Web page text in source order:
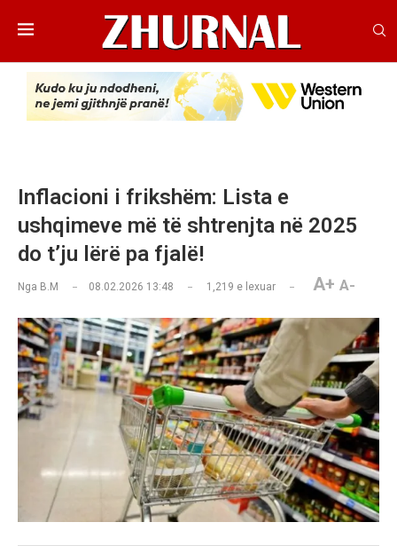
Inflacioni i frikshëm: Lista e
ushqimeve më të shtrenjta në 2025
do t’ju lërë pa fjalë!
Nga B.M 08.02.2026 13:48 1,219 e lexuar A+ A-